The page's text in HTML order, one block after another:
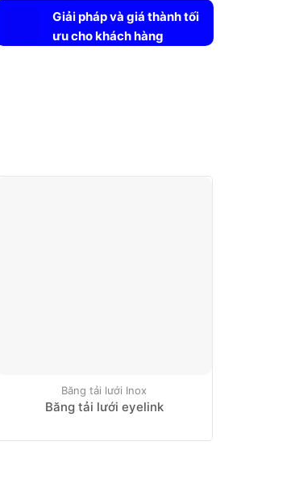
Giải pháp và giá thành tối
ưu cho khách hàng
Băng tải lưới Inox
Băng tải lưới eyelink